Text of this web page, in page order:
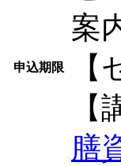
申込期限
案
膳